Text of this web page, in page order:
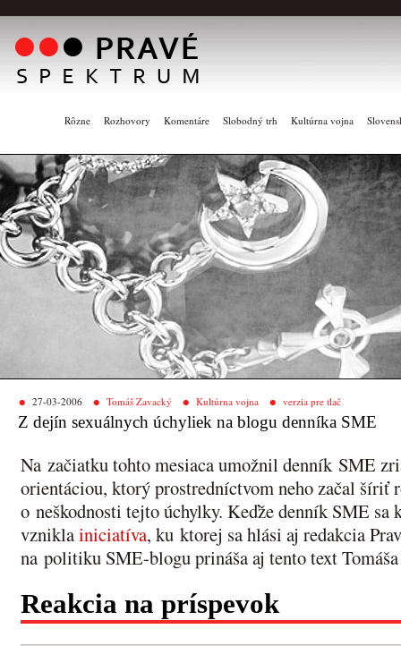
Rôzne Rozhovory Komentáre Slobodný trh Kultúrna vojna
27-03-2006 Tomáš Zavacký Kultúrna vojna verzia pre tlač
Z dejín sexuálnych úchyliek na blogu denníka SME
Na začiatku tohto mesiaca umožnil denník SME
orientáciou, ktorý prostredníctvom neho začal šíriť
o neškodnosti tejto úchylky. Keďže denník SME
vzniklainiciatíva, ku ktorej sa hlási aj redakcia
na politiku SME-blogu prináša aj tento text
Reakcia na príspevok